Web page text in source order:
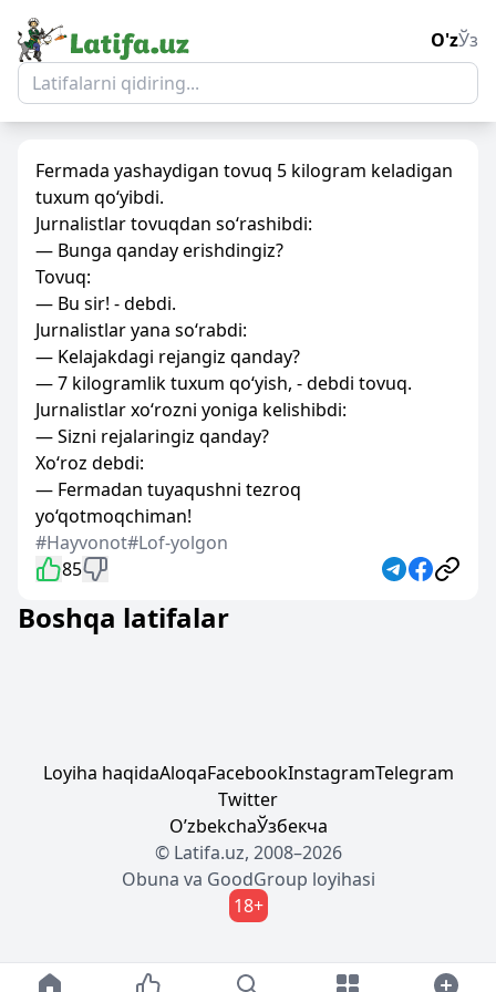
O'zЎз
Fermada yashaydigan tovuq 5 kilogram keladigan
tuxum qo‘yibdi.
Jurnalistlar tovuqdan so‘rashibdi:
— Bunga qanday erishdingiz?
Tovuq:
— Bu sir! - debdi.
Jurnalistlar yana so‘rabdi:
— Kelajakdagi rejangiz qanday?
— 7 kilogramlik tuxum qo‘yish, - debdi tovuq.
Jurnalistlar xo‘rozni yoniga kelishibdi:
— Sizni rejalaringiz qanday?
Xo‘roz debdi:
— Fermadan tuyaqushni tezroq
yo‘qotmoqchiman!
#Hayvonot#Lof-yolgon
85
Boshqa latifalar
Loyiha haqidaAloqaFacebookInstagramTelegram
Twitter
OʼzbekchaЎзбекча
© Latifa.uz, 2008–2026
Obuna va GoodGroup loyihasi
18+